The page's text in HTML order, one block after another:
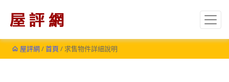
屋評網/首頁 / 求售物件詳細說明